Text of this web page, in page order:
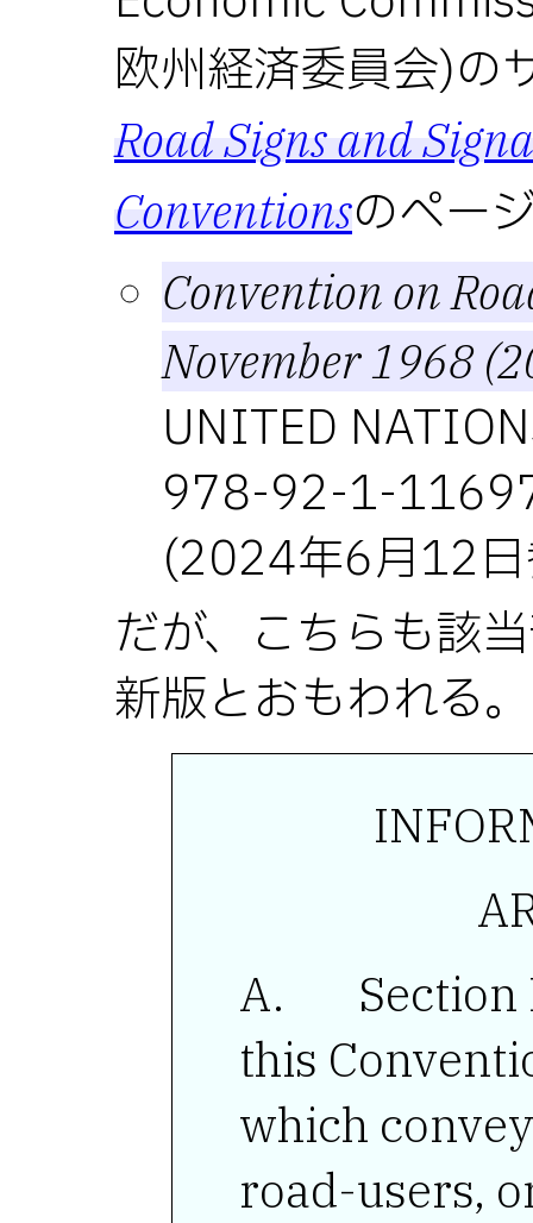
欧州経済委員会)の
Road Signs and
Conventionsのペー
Convention on
November 1968
UNITED
978-92-1-
(2024年6月12
だが、こちらも該
新版とおもわれる。
Section
this
which
road-users,